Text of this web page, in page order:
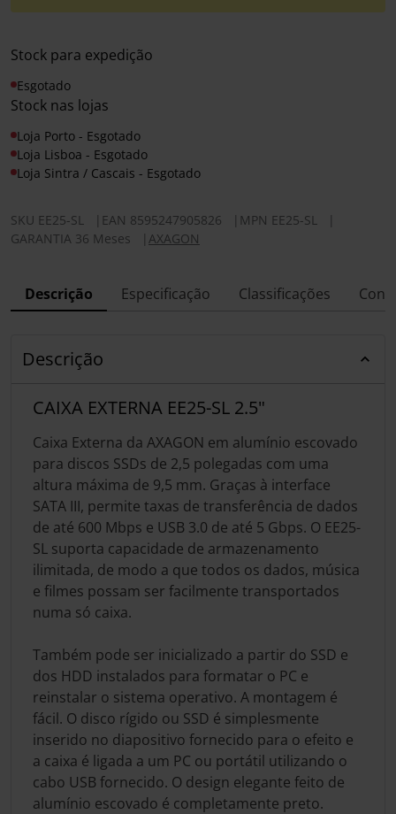
Stock para expedição
Esgotado
Stock nas lojas
Loja Porto - Esgotado
Loja Lisboa - Esgotado
Loja Sintra / Cascais - Esgotado
SKU EE25-SL EAN 8595247905826 MPN EE25-SL
GARANTIA 36 Meses
AXAGON
Descrição Especificação Classificações
Descrição
CAIXA EXTERNA EE25-SL 2.5"
Caixa Externa da AXAGON em alumínio escovado
para discos SSDs de 2,5 polegadas com uma
altura máxima de 9,5 mm. Graças à interface
SATA III, permite taxas de transferência de dados
de até 600 Mbps e USB 3.0 de até 5 Gbps. O EE25-
SL suporta capacidade de armazenamento
ilimitada, de modo a que todos os dados, música
e filmes possam ser facilmente transportados
numa só caixa.
Também pode ser inicializado a partir do SSD e
dos HDD instalados para formatar o PC e
reinstalar o sistema operativo. A montagem é
fácil. O disco rígido ou SSD é simplesmente
inserido no diapositivo fornecido para o efeito e
a caixa é ligada a um PC ou portátil utilizando o
cabo USB fornecido. O design elegante feito de
alumínio escovado é completamente preto.